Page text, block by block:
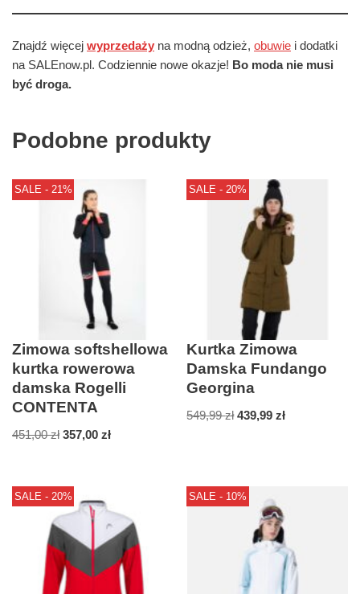
Znajdź więcej wyprzedaży na modną odzież, obuwie i dodatki
na SALEnow.pl. Codziennie nowe okazje! Bo moda nie musi
być droga.
Podobne produkty
SALE - 21%
Zimowa softshellowa
kurtka rowerowa
damska Rogelli
CONTENTA
451,00zł 357,00 zł
SALE - 20%
Kurtka Zimowa
Damska Fundango
Georgina
549,99zł 439,99zł
SALE - 20% SALE - 10%